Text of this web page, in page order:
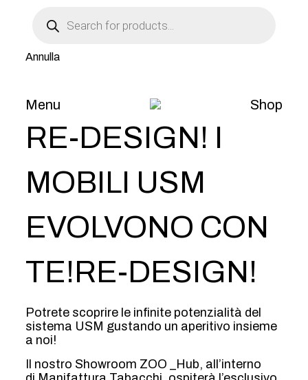
search
Annulla
Menu Shop
LIVE
RE-DESIGN! I
MOBILI USM
EVOLVONO CON
TE!RE-DESIGN!
Potrete scoprire le infinite potenzialità del
sistema USM gustando un aperitivo insieme
a noi!
Il nostro Showroom ZOO _Hub, all’interno